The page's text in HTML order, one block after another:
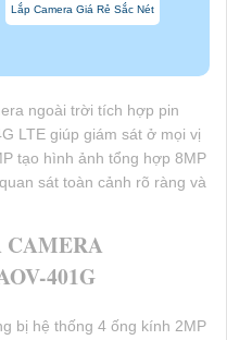
Lắp Camera Giá Rẻ Sắc Nét
ngoài trời tích hợp pin
LTE giúp giám sát ở mọi vị
tạo hình ảnh tổng hợp 8MP
sát toàn cảnh rõ ràng và
401G
bị hệ thống 4 ống kính 2MP